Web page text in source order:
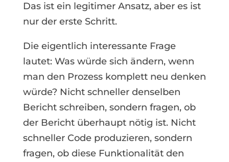
Das ist ein legitimer Ansatz, aber es ist
nur der erste Schritt.
Die eigentlich interessante Frage
lautet: Was würde sich ändern, wenn
man den Prozess komplett neu denken
würde? Nicht schneller denselben
Bericht schreiben, sondern fragen, ob
der Bericht überhaupt nötig ist. Nicht
schneller Code produzieren, sondern
fragen, ob diese Funktionalität den